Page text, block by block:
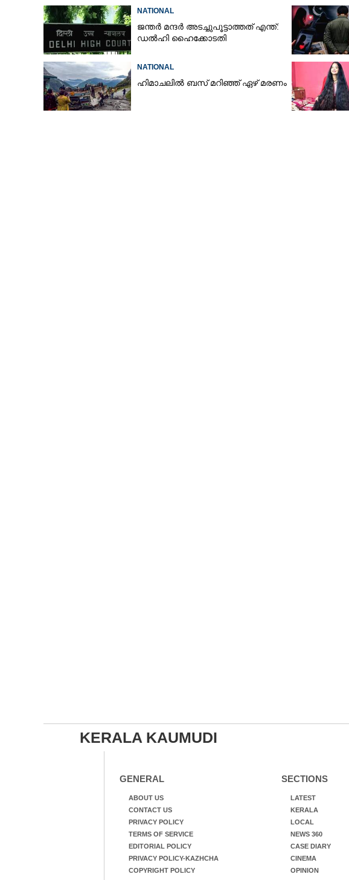
NATIONAL
ജന്ത‌‌ർ മന്ദർ അടച്ചുപൂട്ടാത്തത് എന്ത്:
ഡൽഹി ഹൈക്കോടതി
NATIONAL
ഹിമാചലിൽ ബസ് മറിഞ്ഞ് ഏഴ് മരണം
KERALA KAUMUDI
GENERAL
ABOUT US
CONTACT US
PRIVACY POLICY
TERMS OF SERVICE
EDITORIAL POLICY
PRIVACY POLICY-KAZHCHA
COPYRIGHT POLICY
SECTIONS
LATEST
KERALA
LOCAL
NEWS 360
CASE DIARY
CINEMA
OPINION
തെരുവ് നായ്ക്കൾക്ക്
നിയന്ത്രണങ്ങൾ തുടരണം,​
തള്ളി സുപ്രീംകോടതി